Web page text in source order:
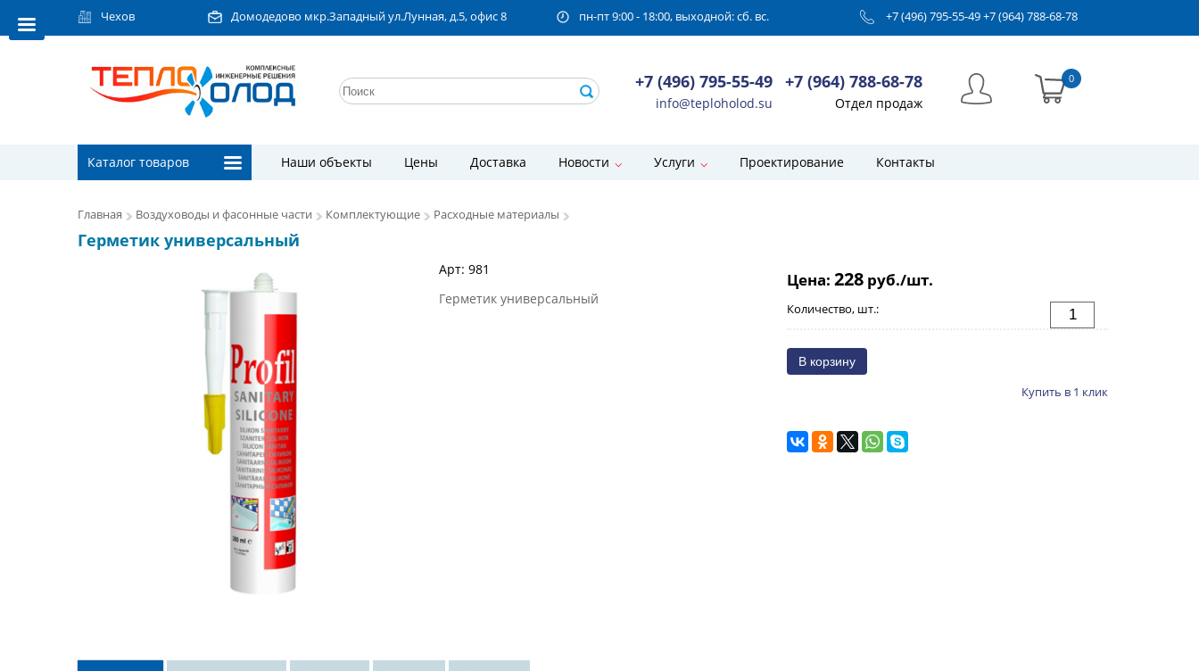
Чехов Домодедово мкр.Западный ул.Лунная, д.5, офис 8 пн-пт 9:00 - 18:00, выходной: сб. вс. +7 (496) 795-55-49+7 (964) 788-68-78
+7 (496) 795-55-49
info@teploholod.su
+7 (964) 788-68-78
Отдел продаж
0
Каталог товаров Наши объекты Цены Доставка Новости Услуги Проектирование Контакты
Главная Воздуховоды и фасонные части Комплектующие Расходные материалы
Герметик универсальный
Арт: 981
Герметик универсальный
Цена: 228 руб./шт.
Количество, шт.:
Купить в 1 клик